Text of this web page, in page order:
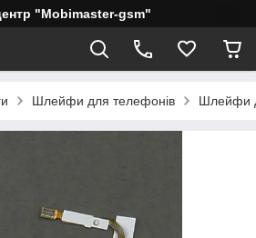
"Mobimaster-gsm"
Шлейфи для телефонів Шлейфи